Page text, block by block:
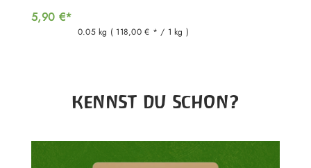
5,90 €*
0.05 kg ( 118,00 € * / 1 kg )
KENNST DU SCHON?